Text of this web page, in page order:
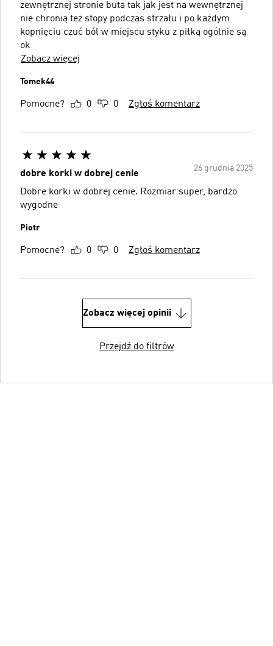
zewnętrznej stronie buta tak jak jest na wewnętrznej
nie chronią też stopy podczas strzału i po każdym
kopnięciu czuć ból w miejscu styku z piłką ogólnie są
ok
Zobacz więcej
Tomek44
Pomocne? 0 0 Zgłoś komentarz
26 grudnia 2025
dobre korki w dobrej cenie
Dobre korki w dobrej cenie. Rozmiar super, bardzo
wygodne
Piotr
Pomocne? 0 0 Zgłoś komentarz
Zobacz więcej opinii
Przejdź do filtrów